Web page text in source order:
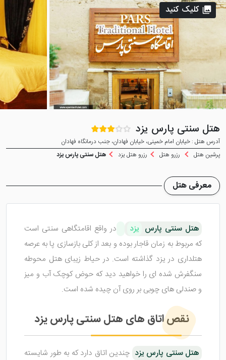
هتل سنتی پارس یزد
آدرس هتل : خیابان امام خمینی، خیابان فهادان، جنب درمانگاه فهادان
پرشین هتل
رزرو هتل رزرو هتل یزد هتل سنتی پارس یزد
کلیک کنید
معرفی هتل
هتل سنتی پارس یزد
در واقع اقامتگاهی سنتی است
که مربوط به زمان قاجار بوده و بعد از کلی بازسازی پا به عرصه
هتلداری در یزد گذاشته است. در حیاط زیبای هتل محوطه
سنگفرش شده ای را خواهید دید که حوض کوچک آب و میز
و صندلی های چوبی بر روی آن چیده شده است.
نقص اتاق های هتل سنتی پارس یزد
هتل سنتی پارس یزد چندین اتاق دارد که به طور شایسته